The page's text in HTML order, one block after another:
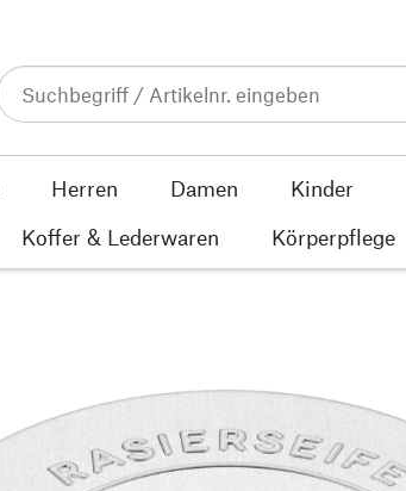
Herren Damen Kinder
Koffer & Lederwaren Körperpflege